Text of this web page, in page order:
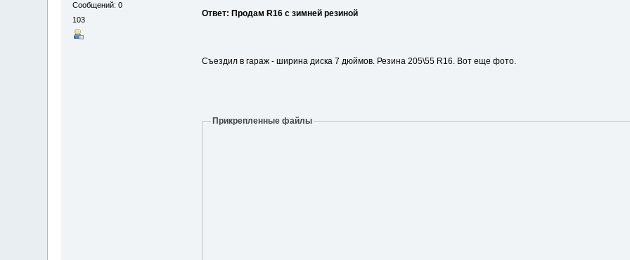
Сообщений: 0
103
Ответ: Продам R16 с зимней резиной
Съездил в гараж - ширина диска 7 дюймов. Резина 205\55 R16. Вот еще фото.
Прикрепленные файлы